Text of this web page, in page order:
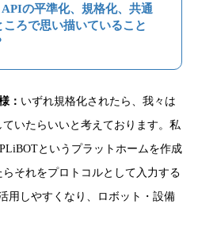
の平準化、規格化、共通
ろで思い描いていること
： いずれ規格化されたら、我々は
いたらいいと考えております。私
というプラットホームを作成
それをプロトコルとして入力する
用しやすくなり、ロボット・設備